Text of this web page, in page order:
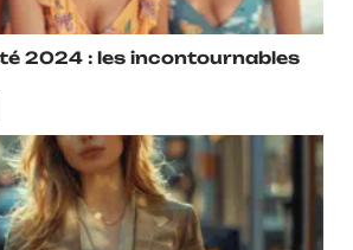
2024 : les incontournables